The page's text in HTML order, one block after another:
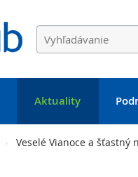
Aktuality
Veselé Vianoce a šťastný